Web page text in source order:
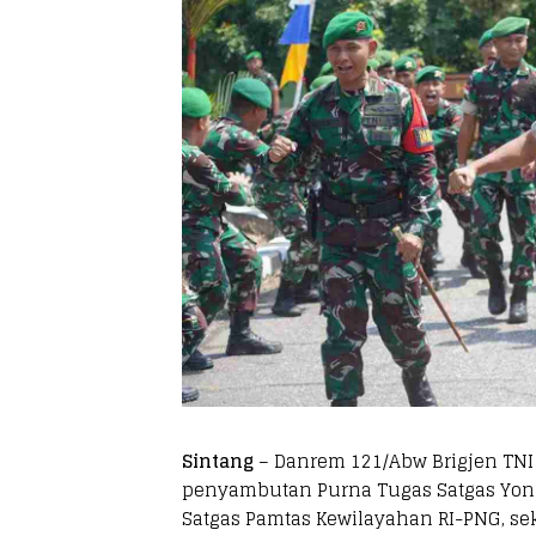
Sintang– Danrem 121/Abw Brigjen
penyambutan Purna Tugas Satgas
Satgas Pamtas Kewilayahan RI-PNG,